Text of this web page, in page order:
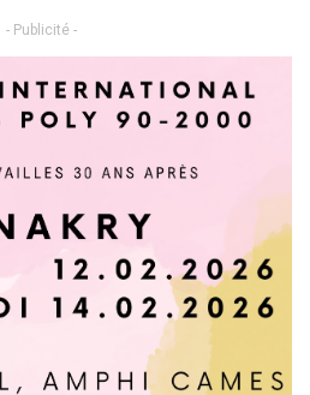
- Publicité -